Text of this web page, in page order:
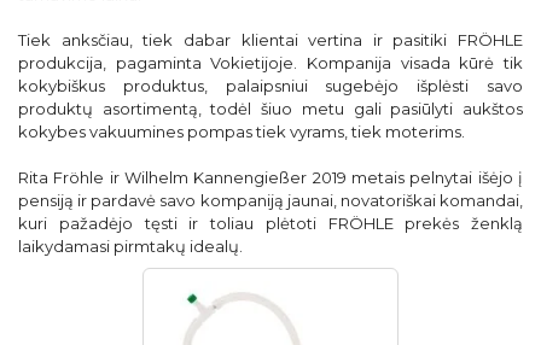
Tiek anksčiau, tiek dabar klientai vertina ir pasitiki FRÖHLE
produkcija, pagaminta Vokietijoje. Kompanija visada kūrė tik
kokybiškus produktus, palaipsniui sugebėjo išplėsti savo
produktų asortimentą, todėl šiuo metu gali pasiūlyti aukštos
kokybes vakuumines pompas tiek vyrams, tiek moterims.
Rita Fröhle ir Wilhelm Kannengießer 2019 metais pelnytai išėjo į
pensiją ir pardavė savo kompaniją jaunai, novatoriškai komandai,
kuri pažadėjo tęsti ir toliau plėtoti FRÖHLE prekės ženklą
laikydamasi pirmtakų idealų.